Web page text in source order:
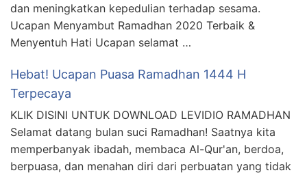
dan meningkatkan kepedulian terhadap sesama.
Ucapan Menyambut Ramadhan 2020 Terbaik &
Menyentuh Hati Ucapan selamat …
Hebat! Ucapan Puasa Ramadhan 1444 H
Terpecaya
KLIK DISINI UNTUK DOWNLOAD LEVIDIO RAMADHAN
Selamat datang bulan suci Ramadhan! Saatnya kita
memperbanyak ibadah, membaca Al-Qur'an, berdoa,
berpuasa, dan menahan diri dari perbuatan yang tidak